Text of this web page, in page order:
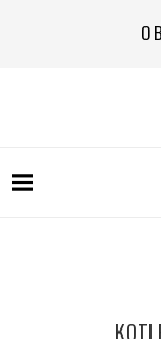
O